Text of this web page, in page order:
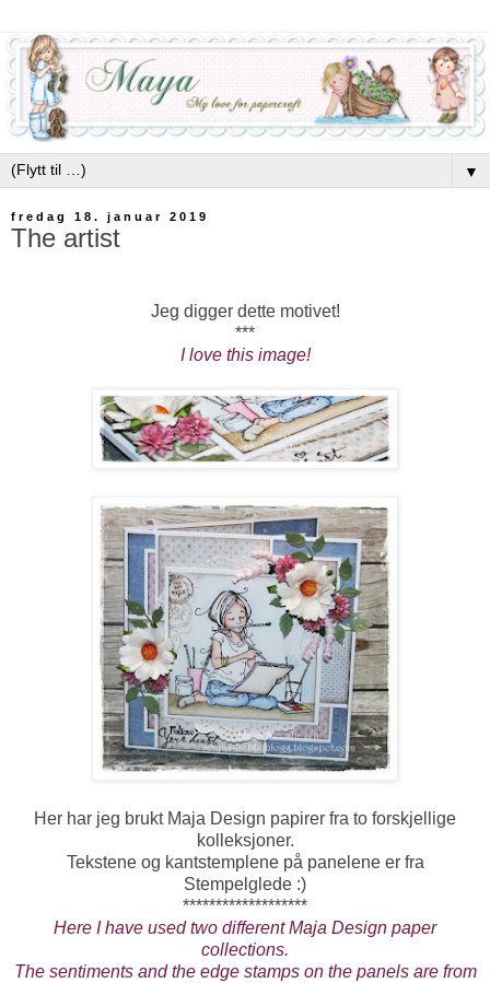
▼
fredag 18. januar 2019
The artist
Jeg digger dette motivet!
***
I love this image!
Her har jeg brukt Maja Design papirer fra to forskjellige
kolleksjoner.
Tekstene og kantstemplene på panelene er fra
Stempelglede :)
*******************
Here I have used two different Maja Design paper
collections.
The sentiments and the edge stamps on the panels are from